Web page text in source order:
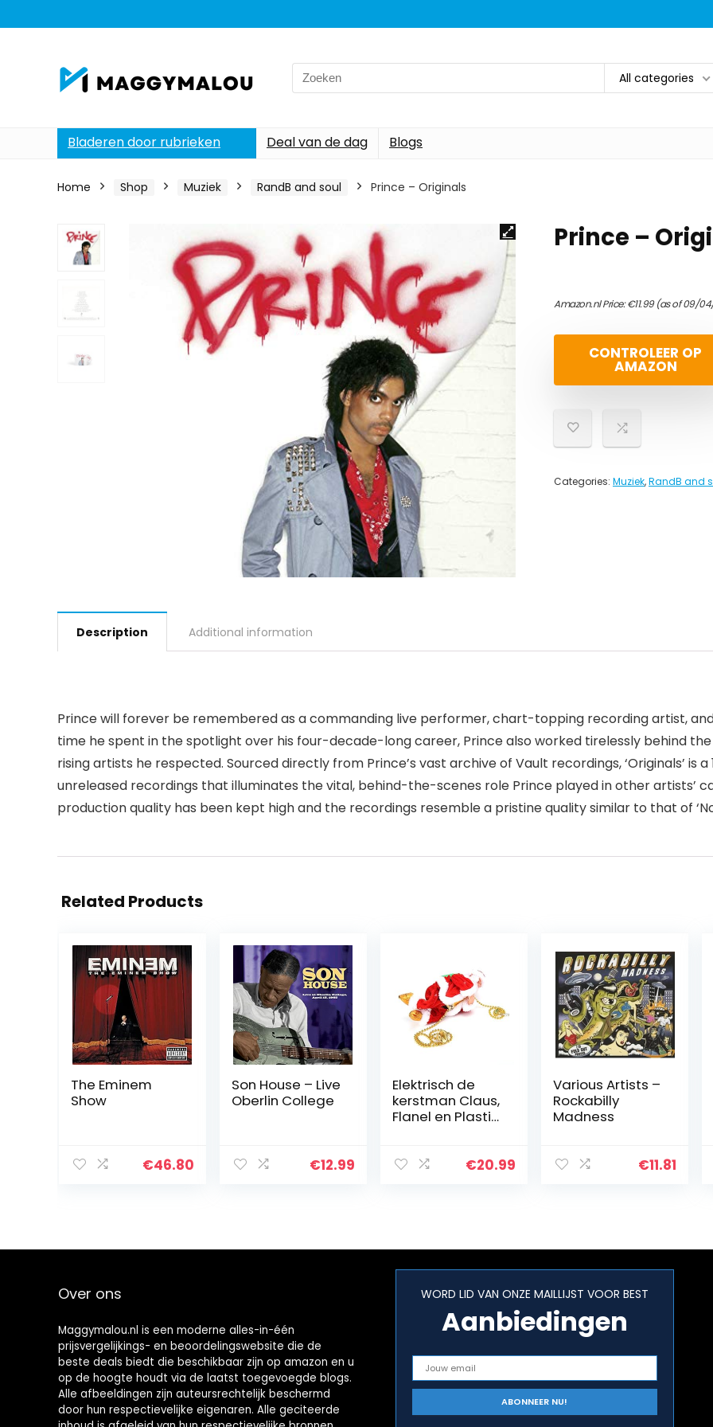
Search
for:
All categories
Bladeren door rubrieken Deal van de dag Blogs
Home Shop Muziek RandB and soul Prince – Originals
Prince –
Amazon.nl Price:€11.99(as of 09/
CONTROLEER OP
AMAZON
Categories: Muziek,RandB and
Description Additional information
Prince will forever be remembered as a commanding live performer, chart-topping recording artist,
time he spent in the spotlight over his four-decade-long career, Prince also worked tirelessly behind
rising artists he respected. Sourced directly from Prince’s vast archive of Vault recordings, ‘Originals’ is
unreleased recordings that illuminates the vital, behind-the-scenes role Prince played in other artists’
production quality has been kept high and the recordings resemble a pristine quality similar to that of
Related Products
The Eminem
Show
€46.80
Son House – Live
Oberlin College
€12.99
Elektrisch de
kerstman Claus,
Flanel en Plastic
Ontwerp voor
€20.99
Various Artists –
Rockabilly
Madness
€11.81
Over ons
Maggymalou.nl is een moderne alles-in-één
prijsvergelijkings- en beoordelingswebsite die de
beste deals biedt die beschikbaar zijn op amazon en u
op de hoogte houdt via de laatst toegevoegde blogs.
Alle afbeeldingen zijn auteursrechtelijk beschermd
door hun respectievelijke eigenaren. Alle geciteerde
WORD LID VAN ONZE MAILLIJST VOOR BEST
Aanbiedingen